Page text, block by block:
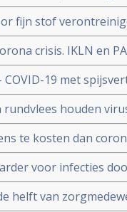
van
fijn stof
virus in
crisis. IKLN en
zij in een brief.
19 met
dan patiënten
houden
van der Gaag. En
te kosten dan
gericht op de
voor infecties
door hun
kankerpatienten
helft van